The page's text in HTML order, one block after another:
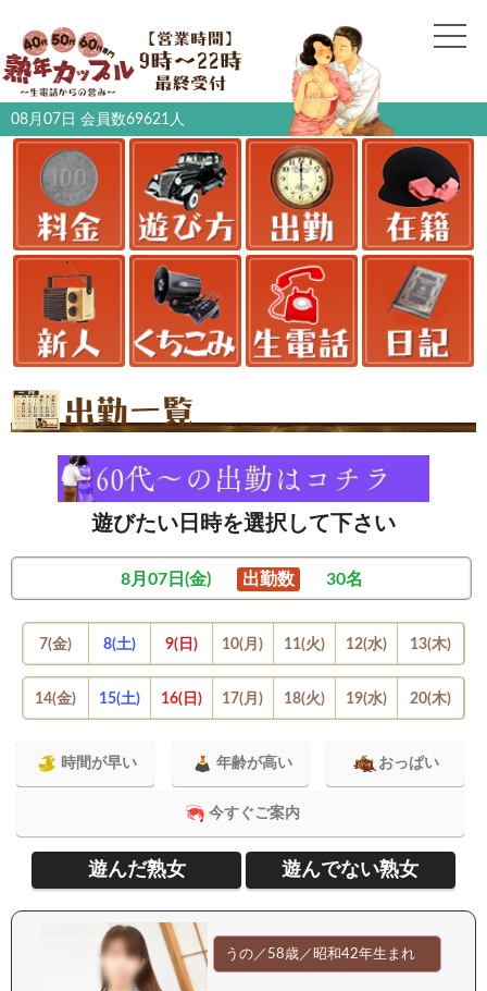
08月07日 会員数69621 人
遊びたい日時を選択して下さい
8月07日(金) 出勤数 30名
7(金) 8(土) 9(日) 10(月) 11(火) 12(水) 13(木)
14(金) 15(土) 16(日) 17(月) 18(火) 19(水) 20(木)
時間が早い 年齢が高い おっぱい
今すぐご案内
遊んだ熟女 遊んでない熟女
うの／58歳／昭和42年生まれ